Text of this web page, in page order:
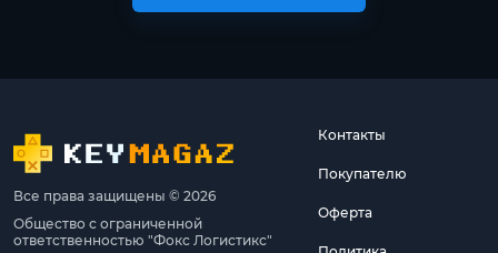
Все права защищены © 2026
Общество с ограниченной
ответственностью "Фокс Логистикс"
Контакты
Покупателю
Оферта